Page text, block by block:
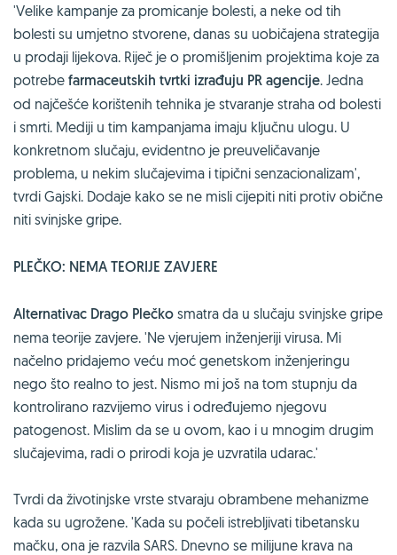
'Velike kampanje za promicanje bolesti, a neke od tih
bolesti su umjetno stvorene, danas su uobičajena strategija
u prodaji lijekova. Riječ je o promišljenim projektima koje za
potrebe farmaceutskih tvrtki izrađuju PR agencije. Jedna
od najčešće korištenih tehnika je stvaranje straha od bolesti
i smrti. Mediji u tim kampanjama imaju ključnu ulogu. U
konkretnom slučaju, evidentno je preuveličavanje
problema, u nekim slučajevima i tipični senzacionalizam',
tvrdi Gajski. Dodaje kako se ne misli cijepiti niti protiv obične
niti svinjske gripe.
PLEČKO: NEMA TEORIJE ZAVJERE
Alternativac Drago Plečko smatra da u slučaju svinjske gripe
nema teorije zavjere. 'Ne vjerujem inženjeriji virusa. Mi
načelno pridajemo veću moć genetskom inženjeringu
nego što realno to jest. Nismo mi još na tom stupnju da
kontrolirano razvijemo virus i određujemo njegovu
patogenost. Mislim da se u ovom, kao i u mnogim drugim
slučajevima, radi o prirodi koja je uzvratila udarac.'
Tvrdi da životinjske vrste stvaraju obrambene mehanizme
kada su ugrožene. 'Kada su počeli istrebljivati tibetansku
mačku, ona je razvila SARS. Dnevno se milijune krava na